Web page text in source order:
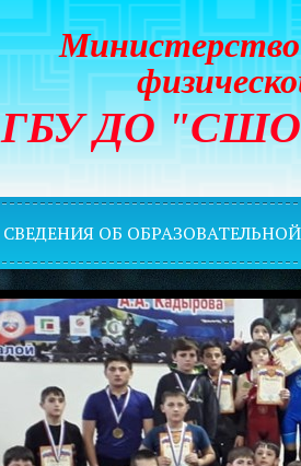
Министерство
ГБУ ДО "СШОР
СВЕДЕНИЯ ОБ